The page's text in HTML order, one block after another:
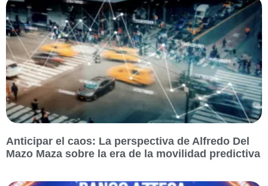
Anticipar el caos: La perspectiva de Alfredo Del
Mazo Maza sobre la era de la movilidad predictiva